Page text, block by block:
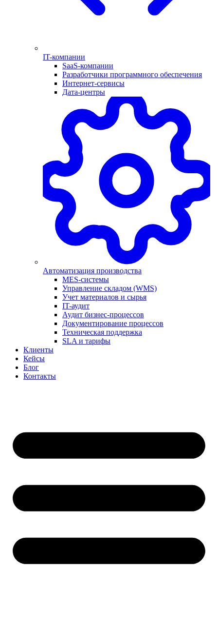
IT-компании
SaaS-компании
Разработчики программного обеспечения
Интернет-сервисы
Дата-центры
Автоматизация производства
MES-системы
Управление складом (WMS)
Учет материалов и сырья
IT-аудит
Аудит бизнес-процессов
Документирование процессов
Техническая поддержка
SLA и тарифы
Клиенты
Кейсы
Блог
Контакты